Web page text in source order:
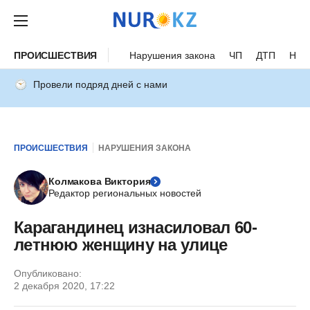
ПРОИСШЕСТВИЯ Нарушения закона ЧП ДТП
Провели подряд дней с нами
ПРОИСШЕСТВИЯ НАРУШЕНИЯ ЗАКОНА
Колмакова Виктория
Редактор региональных новостей
Карагандинец изнасиловал 60-
летнюю женщину на улице
Опубликовано:
2 декабря 2020, 17:22